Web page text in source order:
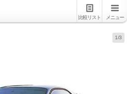
比較リスト メニュー
1/3